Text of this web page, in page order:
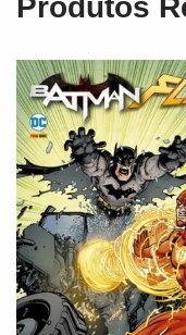
Produtos